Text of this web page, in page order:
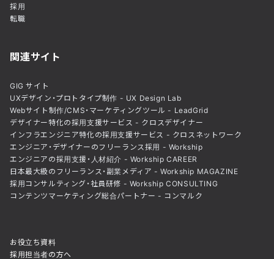
採用
転職
関連サイト
GIG サイト
UXデザイン・プロトタイプ制作 - UX Design Lab
Webサイト制作/CMS・マーケティングツール - LeadGrid
デザイナー特化の採用支援サービス - クロスデザイナー
インフラエンジニア特化の採用支援サービス - クロスネットワーク
エンジニア・デザイナーのフリーランス採用 - Workship
エンジニアの採用支援・人材紹介 - Workship CAREER
日本最大級のフリーランス・副業メディア - Workship MAGAZINE
採用コンサルティング・社員研修 - Workship CONSULTING
コンテンツマーケティング総合パートナー - コンマルク
お役立ち資料
採用担当者の方へ